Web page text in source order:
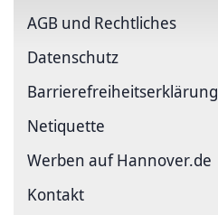
AGB und Rechtliches
Datenschutz
Barriere­freiheits­erklärung
Netiquette
Werben auf Hannover.de
Kontakt